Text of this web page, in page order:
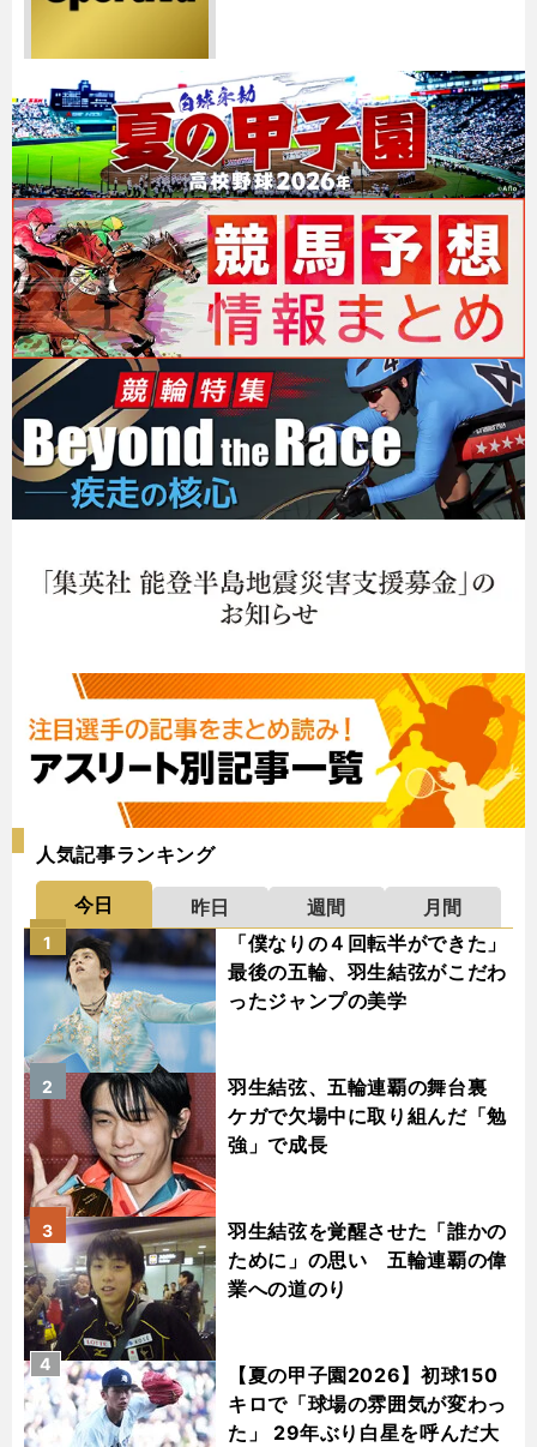
人気記事ランキング
今日 昨日 週間
月間
「僕なりの４回転半ができた」
最後の五輪、羽生結弦がこだわ
ったジャンプの美学
1
羽生結弦、五輪連覇の舞台裏
ケガで欠場中に取り組んだ「勉
強」で成長
2
羽生結弦を覚醒させた「誰かの
ために」の思い 五輪連覇の偉
業への道のり
3
【夏の甲子園2026】初球150
キロで「球場の雰囲気が変わっ
た」 29年ぶり白星を呼んだ大
4